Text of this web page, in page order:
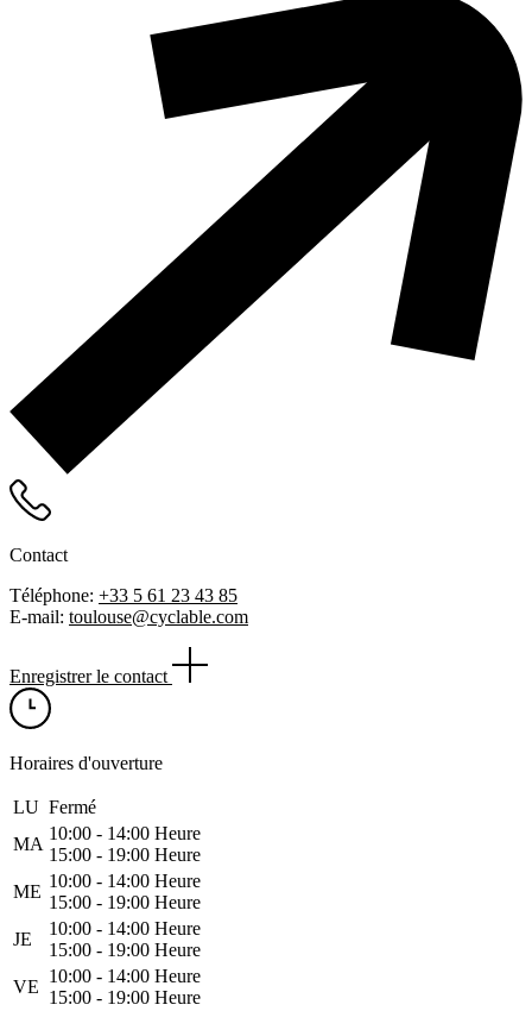
Contact
Téléphone: +33 5 61 23 43 85
E-mail: toulouse@cyclable.com
Enregistrer le contact
Horaires d'ouverture
LU Fermé
MA
10:00 ‑ 14:00 Heure
15:00 ‑ 19:00 Heure
ME
10:00 ‑ 14:00 Heure
15:00 ‑ 19:00 Heure
JE
10:00 ‑ 14:00 Heure
15:00 ‑ 19:00 Heure
VE
10:00 ‑ 14:00 Heure
15:00 ‑ 19:00 Heure